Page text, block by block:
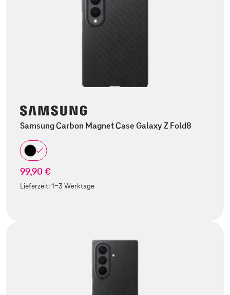
Samsung Carbon Magnet Case Galaxy Z Fold8
99,90 €
Lieferzeit:1-3 Werktage